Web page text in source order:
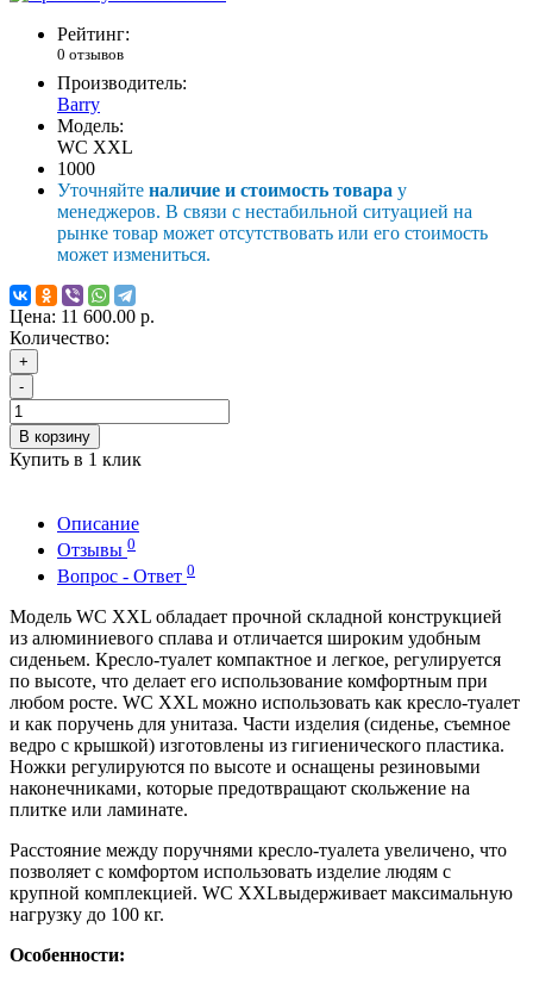
Рейтинг:
0 отзывов
Производитель:
Barry
Модель:
WC XXL
1000
Уточняйте наличие и стоимость товара у
менеджеров. В связи с нестабильной ситуацией на
рынке товар может отсутствовать или его стоимость
может измениться.
Цена: 11 600.00 р.
Количество:
+
-
В корзину
Купить в 1 клик
Описание
Отзывы 0
Вопрос - Ответ 0
Модель WC XXL обладает прочной складной конструкцией
из алюминиевого сплава и отличается широким удобным
сиденьем. Кресло-туалет компактное и легкое, регулируется
по высоте, что делает его использование комфортным при
любом росте. WC XXL можно использовать как кресло-туалет
и как поручень для унитаза. Части изделия (сиденье, съемное
ведро с крышкой) изготовлены из гигиенического пластика.
Ножки регулируются по высоте и оснащены резиновыми
наконечниками, которые предотвращают скольжение на
плитке или ламинате.
Расстояние между поручнями кресло-туалета увеличено, что
позволяет с комфортом использовать изделие людям с
крупной комплекцией. WC XXLвыдерживает максимальную
нагрузку до 100 кг.
Особенности: